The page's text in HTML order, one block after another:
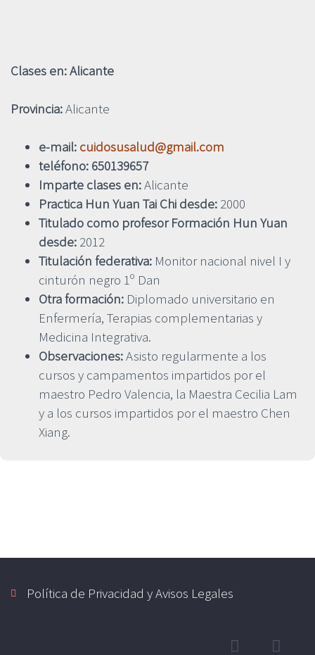
Clases en: Alicante
Provincia:Alicante
e-mail: cuidosusalud@gmail.com
teléfono: 650139657
Imparte clases en:Alicante
Practica Hun Yuan Tai Chi desde: 2000
Titulado como profesor Formación Hun Yuan
desde: 2012
Titulación federativa: Monitor nacional nivel I y
cinturón negro 1º Dan
Otra formación: Diplomado universitario en
Enfermería, Terapias complementarias y
Medicina Integrativa.
Observaciones:Asisto regularmente a los
cursos y campamentos impartidos por el
maestro Pedro Valencia, la Maestra Cecilia Lam
y a los cursos impartidos por el maestro Chen
Xiang.
Política de Privacidad y Avisos Legales